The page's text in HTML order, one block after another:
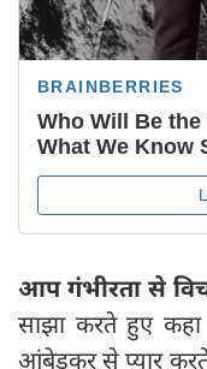
आप गंभीरता से
साझा करते हुए
आंबेडकर से प्यार